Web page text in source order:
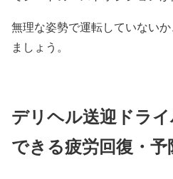
無理な姿勢で運転していない
ましょう。
デリヘル送迎ドラ
できる疲労回復・予